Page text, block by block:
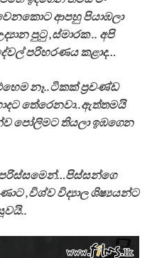
ආපහු පියාඹලා
පුටු ,ස්මාරක .. අපි
පරිහරණය කළාද…
නෑ..ටිකක් ප්‍රචණ්ඩ
තේරෙනවා..ඇත්තමයි
පෝලිමට තියලා ඉඹගෙන
පරිස්සමෙන්…පිස්සන්ගෙ
,විශ්ව විද්‍යාල ශිෂ්‍යයන්ට